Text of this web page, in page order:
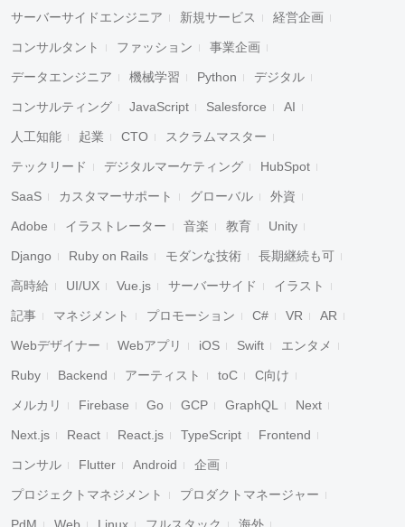
サーバーサイドエンジニア 新規サービス 経営企画
コンサルタント ファッション 事業企画
データエンジニア 機械学習 Python デジタル
コンサルティング JavaScript Salesforce AI
人工知能 起業 CTO スクラムマスター
テックリード デジタルマーケティング HubSpot
SaaS カスタマーサポート グローバル 外資
Adobe イラストレーター 音楽 教育 Unity
Django Ruby on Rails モダンな技術 長期継続も可
高時給 UI/UX Vue.js サーバーサイド イラスト
記事 マネジメント プロモーション C# VR AR
Webデザイナー Webアプリ iOS Swift エンタメ
Ruby Backend アーティスト toC C向け
メルカリ Firebase Go GCP GraphQL Next
Next.js React React.js TypeScript Frontend
コンサル Flutter Android 企画
プロジェクトマネジメント プロダクトマネージャー